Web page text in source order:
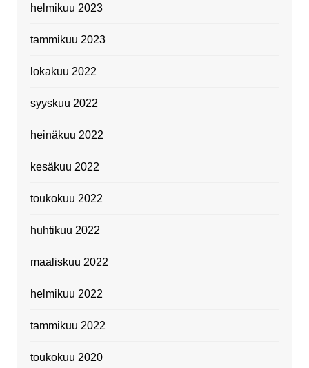
helmikuu 2023
tammikuu 2023
lokakuu 2022
syyskuu 2022
heinäkuu 2022
kesäkuu 2022
toukokuu 2022
huhtikuu 2022
maaliskuu 2022
helmikuu 2022
tammikuu 2022
toukokuu 2020